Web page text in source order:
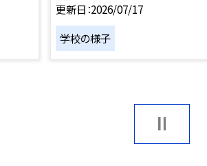
更新日 2026/07/17
学校の様子